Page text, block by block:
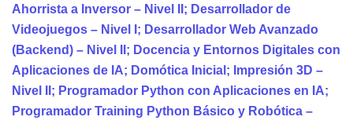
Ahorrista a Inversor – Nivel II; Desarrollador de
Videojuegos – Nivel I; Desarrollador Web Avanzado
(Backend) – Nivel II; Docencia y Entornos Digitales con
Aplicaciones de IA; Domótica Inicial; Impresión 3D –
Nivel II; Programador Python con Aplicaciones en IA;
Programador Training Python Básico y Robótica –